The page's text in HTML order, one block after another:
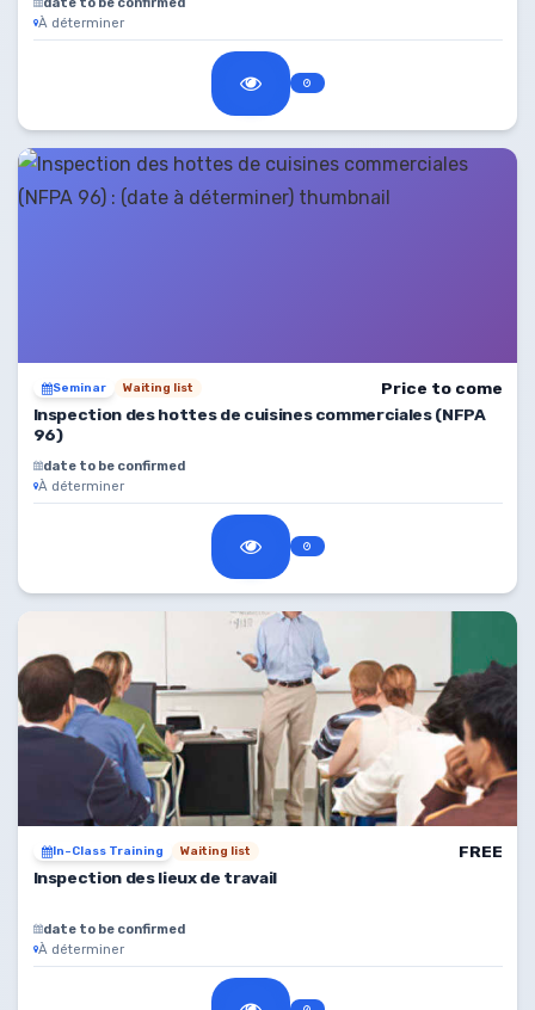
À déterminer
Seminar Waiting list
Price to come
Inspection des hottes de cuisines commerciales (NFPA
96)
date to be confirmed
À déterminer
In-Class Training Waiting list
FREE
Inspection des lieux de travail
date to be confirmed
À déterminer